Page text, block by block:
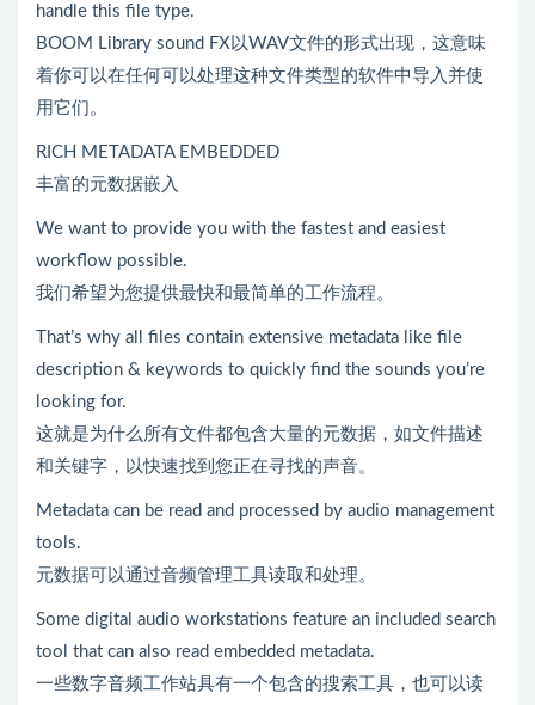
handle this file type.
BOOM Library sound FX以WAV文件的形式出现，这意味
着你可以在任何可以处理这种文件类型的软件中导入并使
用它们。
RICH METADATA EMBEDDED
丰富的元数据嵌入
We want to provide you with the fastest and easiest
workflow possible.
我们希望为您提供最快和最简单的工作流程。
That’s why all files contain extensive metadata like file
description & keywords to quickly find the sounds you’re
looking for.
这就是为什么所有文件都包含大量的元数据，如文件描述
和关键字，以快速找到您正在寻找的声音。
Metadata can be read and processed by audio management
tools.
元数据可以通过音频管理工具读取和处理。
Some digital audio workstations feature an included search
tool that can also read embedded metadata.
一些数字音频工作站具有一个包含的搜索工具，也可以读